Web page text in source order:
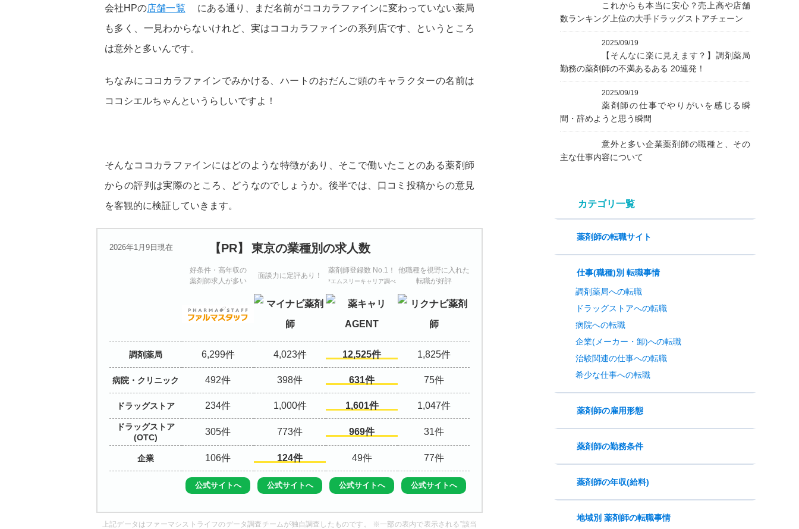
会社HPの店舗一覧
にある通り、まだ名前がココカラファインに変わっていない薬局
も多く、一見わからないけれど、実はココカラファインの系列店です、というところ
は意外と多いんです。
ちなみにココカラファインでみかける、ハートのおだんご頭のキャラクターの名前は
ココシエルちゃんというらしいですよ！
そんなココカラファインにはどのような特徴があり、そこで働いたことのある薬剤師
からの評判は実際のところ、どうなのでしょうか。後半では、口コミ投稿からの意見
を客観的に検証していきます。
好条件・高年収の
薬剤師求人が多い
面談力に定評あり！
薬剤師登録数 No.1！
*エムスリーキャリア調べ
他職種を視野に入れた
転職が好評
調剤薬局 6,299 4,023 12,525 1,825
病院・ クリニック 492 398 631 75
ドラッグストア 234 1,000 1,601 1,047
ドラッグストア
(OTC)
305 773 969 31
企業 106 124 49 77
東京の業種別の求人数
2026年1月9日現在
公式サイトへ 公式サイトへ 公式サイトへ 公式サイトへ
上記データはファーマシストライフのデータ調査チームが独自調査したものです。 ※一部の表内で表示される”該当
これからも本当に安心？売上高や店舗
数ランキング上位の大手ドラッグストアチェーン
2025/09/19
【そんなに楽に見えます？】調剤薬局
勤務の薬剤師の不満あるある 20連発！
2025/09/19
薬剤師の仕事でやりがいを感じる瞬
間・辞めようと思う瞬間
意外と多い企業薬剤師の職種と、その
主な仕事内容について
カテゴリ一覧
薬剤師の転職サイト
仕事(職種)別 転職事情
調剤薬局への転職
ドラッグストアへの転職
病院への転職
企業(メーカー・卸)への転職
治験関連の仕事への転職
希少な仕事への転職
薬剤師の雇用形態
薬剤師の勤務条件
薬剤師の年収(給料)
地域別 薬剤師の転職事情